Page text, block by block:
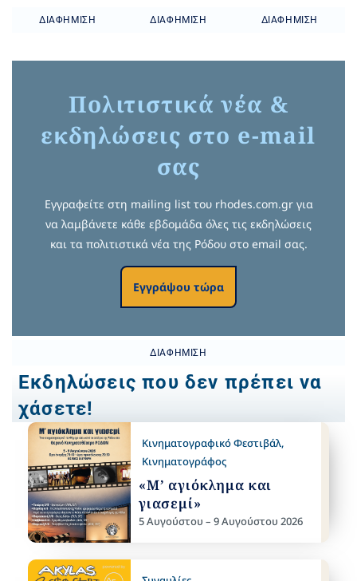
ΔΙΑΦΉΜΙΣΗ ΔΙΑΦΉΜΙΣΗ ΔΙΑΦΉΜΙΣΗ
Πολιτιστικά νέα &
εκδηλώσεις στο e-mail
σας
Εγγραφείτε στη mailing list του rhodes.com.gr για
να λαμβάνετε κάθε εβδομάδα όλες τις εκδηλώσεις
και τα πολιτιστικά νέα της Ρόδου στο email σας.
Εγγράψου τώρα
ΔΙΑΦΉΜΙΣΗ
Εκδηλώσεις που δεν πρέπει να
χάσετε!
Κινηματογραφικό Φεστιβάλ,
Κινηματογράφος
«Μ’ αγιόκλημα και
γιασεμί»
5 Αυγούστου – 9 Αυγούστου 2026